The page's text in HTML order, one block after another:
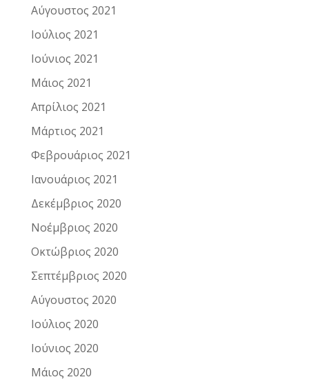
Αύγουστος 2021
Ιούλιος 2021
Ιούνιος 2021
Μάιος 2021
Απρίλιος 2021
Μάρτιος 2021
Φεβρουάριος 2021
Ιανουάριος 2021
Δεκέμβριος 2020
Νοέμβριος 2020
Οκτώβριος 2020
Σεπτέμβριος 2020
Αύγουστος 2020
Ιούλιος 2020
Ιούνιος 2020
Μάιος 2020